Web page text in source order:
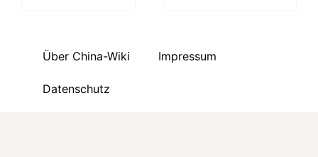
Über China-Wiki Impressum
Datenschutz